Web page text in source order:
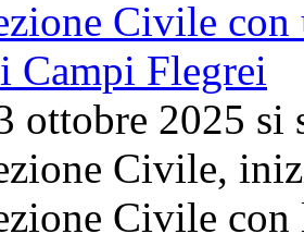
ottobre 2025 si
Civile,
Civile